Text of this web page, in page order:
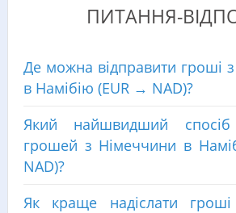
ПИТАННЯ-
Де можна відправити гроші
в Намібію (EUR → NAD)?
Який найшвидший спосіб
грошей з Німеччини в
NAD)?
Як краще надіслати